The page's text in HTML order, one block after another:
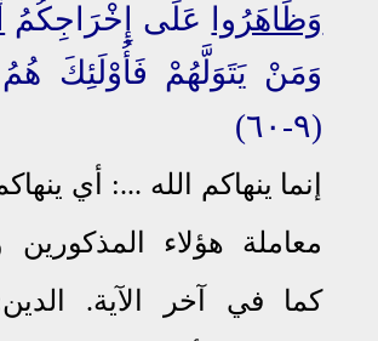
وَظَاهَرُوا
عَلَى إِخْرَاجِكُمُ
وَمَنْ يَتَوَلَّهُمْ فَأُوْلَئِكَ هُمُ
(٩-٦٠)
إنما ينهاكم الله ...: أي
معاملة هؤلاء المذكورين
كما في آخر الآية.